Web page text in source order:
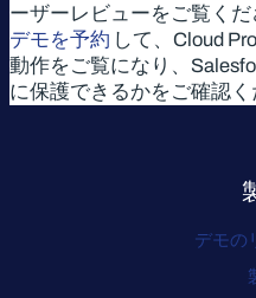
ーザーレビューをご覧くだ
デモを予約 して、Cloud
動作をご覧になり、
に保護できるかをご確認く
デモの